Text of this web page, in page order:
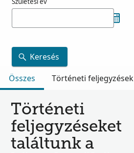
Keresés
Összes
Történeti feljegyzések
Történeti
feljegyzéseket
találtunk a